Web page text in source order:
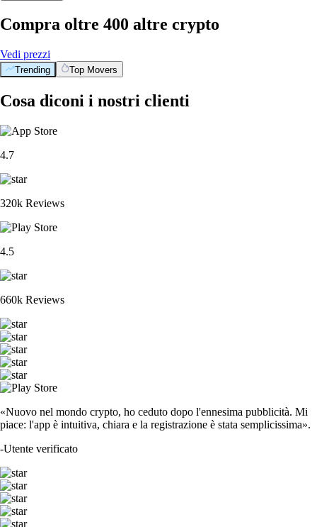
Compra oltre 400 altre crypto
Vedi prezzi
Trending Top Movers
Cosa diconi i nostri clienti
4.7
320k Reviews
4.5
660k Reviews
«Nuovo nel mondo crypto, ho ceduto dopo l'ennesima pubblicità. Mi
piace: l'app è intuitiva, chiara e la registrazione è stata semplicissima».
-Utente verificato